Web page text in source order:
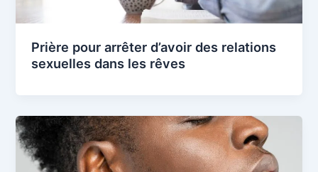
Prière pour arrêter d’avoir des relations
sexuelles dans les rêves